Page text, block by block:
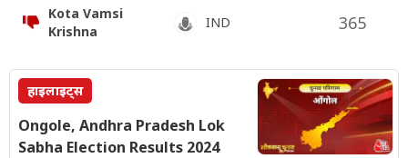
Kota Vamsi
Krishna
IND 365
हाइलाइट्स
Ongole, Andhra Pradesh Lok
Sabha Election Results 2024